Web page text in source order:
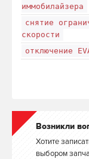
иммобилайзера
снятие
скорости
отключение
Возникли
Хотите
выбором